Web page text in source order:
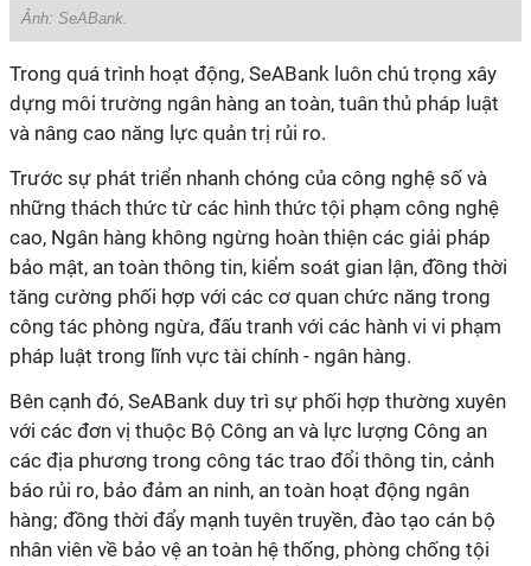
Ảnh: SeABank.
Trong quá trình hoạt động, SeABank luôn chú trọng xây
dựng môi trường ngân hàng an toàn, tuân thủ pháp luật
và nâng cao năng lực quản trị rủi ro.
Trước sự phát triển nhanh chóng của công nghệ số và
những thách thức từ các hình thức tội phạm công nghệ
cao, Ngân hàng không ngừng hoàn thiện các giải pháp
bảo mật, an toàn thông tin, kiểm soát gian lận, đồng thời
tăng cường phối hợp với các cơ quan chức năng trong
công tác phòng ngừa, đấu tranh với các hành vi vi phạm
pháp luật trong lĩnh vực tài chính - ngân hàng.
Bên cạnh đó, SeABank duy trì sự phối hợp thường xuyên
với các đơn vị thuộc Bộ Công an và lực lượng Công an
các địa phương trong công tác trao đổi thông tin, cảnh
báo rủi ro, bảo đảm an ninh, an toàn hoạt động ngân
hàng; đồng thời đẩy mạnh tuyên truyền, đào tạo cán bộ
nhân viên về bảo vệ an toàn hệ thống, phòng chống tội